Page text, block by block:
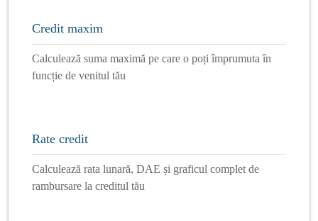
Credit maxim
Calculează suma maximă pe care o poți împrumuta în
funcție de venitul tău
Rate credit
Calculează rata lunară, DAE și graficul complet de
rambursare la creditul tău